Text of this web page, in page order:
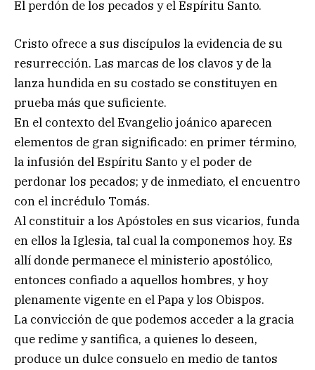
El perdón de los pecados y el Espíritu Santo.
Cristo ofrece a sus discípulos la evidencia de su
resurrección. Las marcas de los clavos y de la
lanza hundida en su costado se constituyen en
prueba más que suficiente.
En el contexto del Evangelio joánico aparecen
elementos de gran significado: en primer término,
la infusión del Espíritu Santo y el poder de
perdonar los pecados; y de inmediato, el encuentro
con el incrédulo Tomás.
Al constituir a los Apóstoles en sus vicarios, funda
en ellos la Iglesia, tal cual la componemos hoy. Es
allí donde permanece el ministerio apostólico,
entonces confiado a aquellos hombres, y hoy
plenamente vigente en el Papa y los Obispos.
La convicción de que podemos acceder a la gracia
que redime y santifica, a quienes lo deseen,
produce un dulce consuelo en medio de tantos